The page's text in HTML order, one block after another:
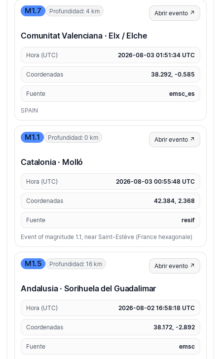
M1.7 Profundidad: 4 km Abrir evento ↗
Comunitat Valenciana · Elx / Elche
Hora (UTC) 2026-08-03 01:51:34 UTC
Coordenadas 38.292, -0.585
Fuente emsc_es
SPAIN
M1.1 Profundidad: 0 km Abrir evento ↗
Catalonia · Molló
Hora (UTC) 2026-08-03 00:55:48 UTC
Coordenadas 42.384, 2.368
Fuente resif
Event of magnitude 1.1, near Saint-Estève (France hexagonale)
M1.5 Profundidad: 16 km Abrir evento ↗
Andalusia · Sorihuela del Guadalimar
Hora (UTC) 2026-08-02 16:58:18 UTC
Coordenadas 38.172, -2.892
Fuente emsc